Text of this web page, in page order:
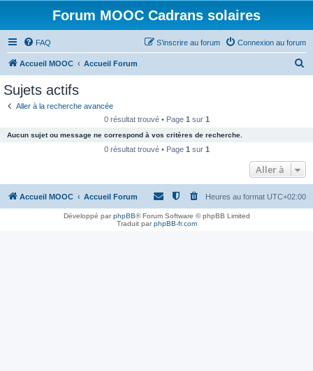
Forum MOOC Cadrans solaires
FAQ Connexion au forum
S’inscrire au forum
Accueil MOOC Accueil Forum
c
e
Sujets actifs
Aller à la recherche avancée
0 résultat trouvé • Page 1 sur 1
Aucun sujet ou message ne correspond à vos critères de recherche.
0 résultat trouvé • Page 1 sur 1
Aller à
Accueil MOOC Accueil Forum Heures au format UTC+02:00
Développé parphpBB® Forum Software © phpBB Limited
Traduit parphpBB-fr.com